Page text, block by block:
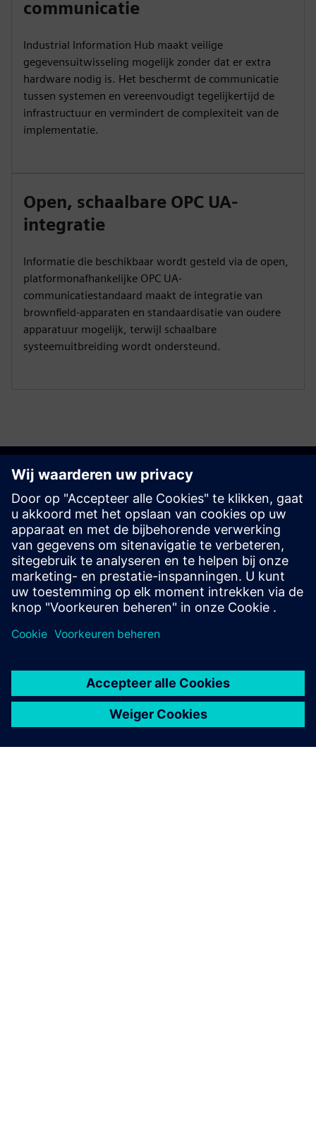
communicatie
Industrial Information Hub maakt veilige
gegevensuitwisseling mogelijk zonder dat er extra
hardware nodig is. Het beschermt de communicatie
tussen systemen en vereenvoudigt tegelijkertijd de
infrastructuur en vermindert de complexiteit van de
implementatie.
Open, schaalbare OPC UA-
integratie
Informatie die beschikbaar wordt gesteld via de open,
platformonafhankelijke OPC UA-
communicatiestandaard maakt de integratie van
brownfield-apparaten en standaardisatie van oudere
apparatuur mogelijk, terwijl schaalbare
systeemuitbreiding wordt ondersteund.
Aan de slag
Contact opnemen